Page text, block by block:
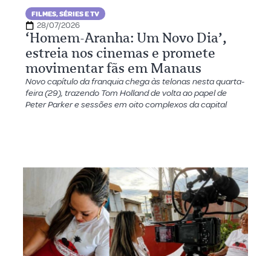
FILMES, SÉRIES E TV
28/07/2026
‘Homem-Aranha: Um Novo Dia’,
estreia nos cinemas e promete
movimentar fãs em Manaus
Novo capítulo da franquia chega às telonas nesta quarta-
feira (29), trazendo Tom Holland de volta ao papel de
Peter Parker e sessões em oito complexos da capital